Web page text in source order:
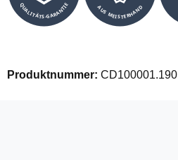
QUALITÄTS-GARANTIE AUS MEISTERHAND
Produktnummer: CD100001.190